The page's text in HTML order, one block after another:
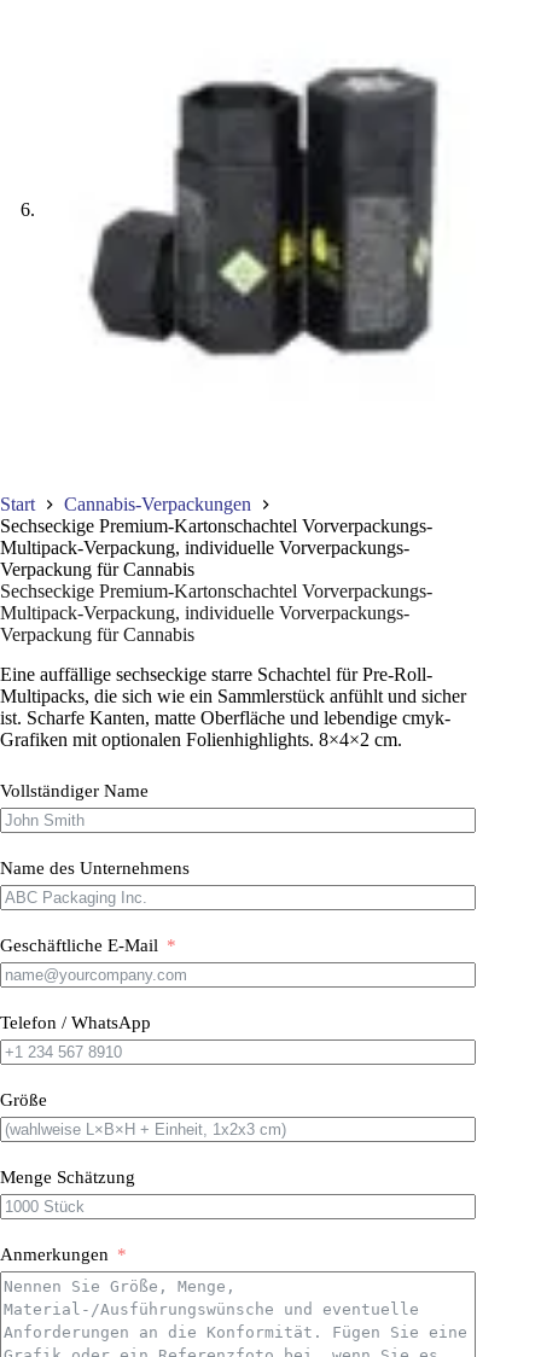
Start
Cannabis-Verpackungen
Sechseckige Premium-Kartonschachtel Vorverpackungs-
Multipack-Verpackung, individuelle Vorverpackungs-
Verpackung für Cannabis
Sechseckige Premium-Kartonschachtel Vorverpackungs-
Multipack-Verpackung, individuelle Vorverpackungs-
Verpackung für Cannabis
Eine auffällige sechseckige starre Schachtel für Pre-Roll-
Multipacks, die sich wie ein Sammlerstück anfühlt und sicher
ist. Scharfe Kanten, matte Oberfläche und lebendige cmyk-
Grafiken mit optionalen Folienhighlights. 8×4×2 cm.
Vollständiger Name
Name des Unternehmens
Geschäftliche E-Mail
Telefon / WhatsApp
Größe
Menge Schätzung
Anmerkungen